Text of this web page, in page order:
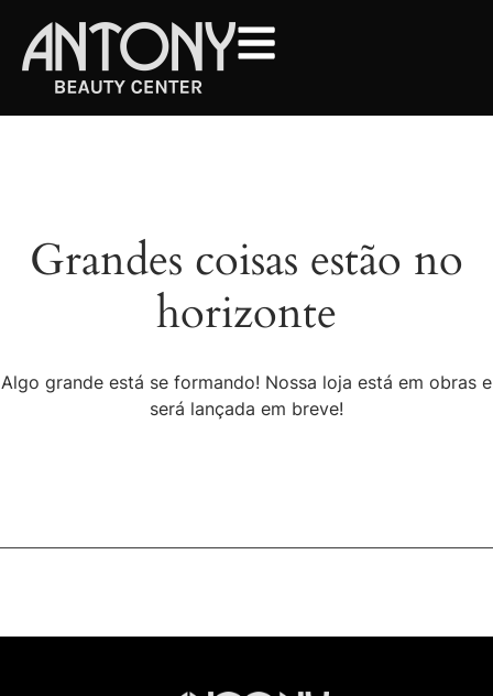
Grandes coisas estão no
horizonte
Algo grande está se formando! Nossa loja está em obras e
será lançada em breve!